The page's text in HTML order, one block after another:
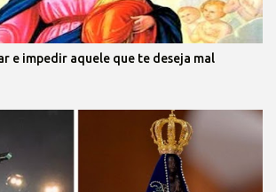
e impedir aquele que te deseja mal